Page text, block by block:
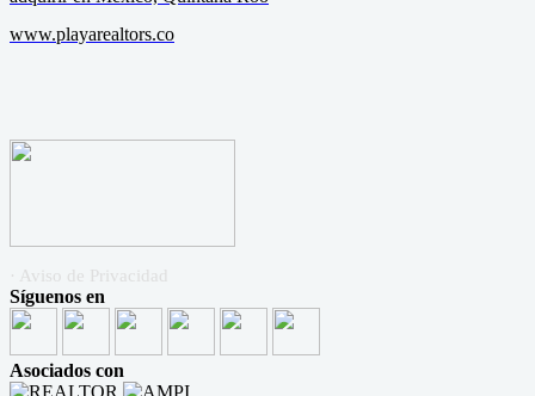
www.playarealtors.co
· Aviso de Privacidad
Síguenos en
Asociados con